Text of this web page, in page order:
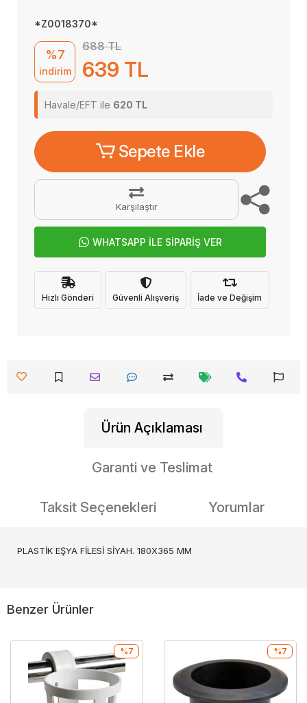
*Z0018370*
%7
indirim
688 TL
639 TL
Havale/EFT ile 620 TL
Sepete Ekle
Karşılaştır
WHATSAPP İLE SİPARİŞ VER
Hızlı Gönderi Güvenli Alışveriş İade ve Değişim
Ürün Açıklaması
Garanti ve Teslimat
Taksit Seçenekleri Yorumlar
PLASTİK EŞYA FİLESİ SİYAH. 180X365 MM
Benzer Ürünler
%7 %7